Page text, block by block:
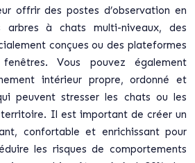
offrir des postes d’observation en
arbres à chats multi-niveaux, des
conçues ou des plateformes
Vous pouvez également
intérieur propre, ordonné et
peuvent stresser les chats ou les
Il est important de créer un
confortable et enrichissant pour
les risques de comportements